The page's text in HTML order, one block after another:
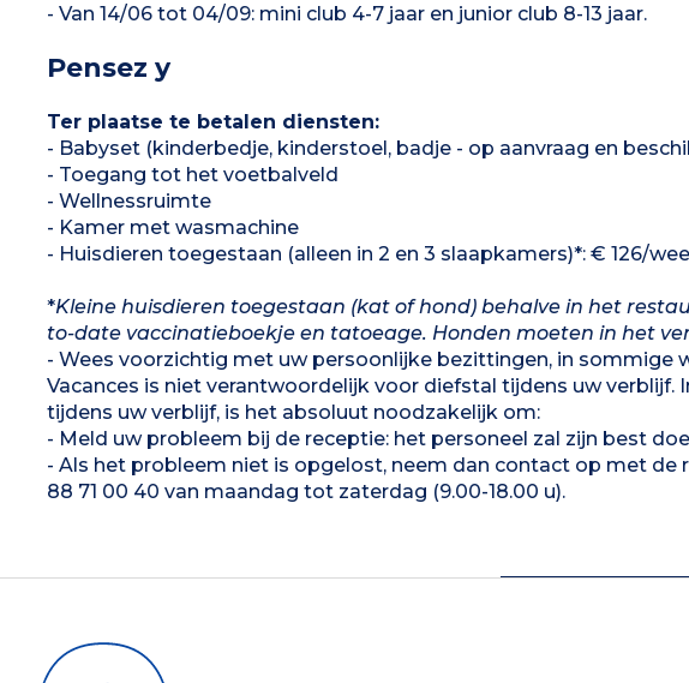
- Van 14/06 tot 04/09: mini club 4-7 jaar en junior club 8-13 jaar.
Pensez y
Ter plaatse te betalen diensten:
- Babyset (kinderbedje, kinderstoel, badje - op aanvraag en
- Toegang tot het voetbalveld
- Wellnessruimte
- Kamer met wasmachine
- Huisdieren toegestaan (alleen in 2 en 3 slaapkamers)*: € 126/
*Kleine huisdieren toegestaan (kat of hond) behalve in het
to-date vaccinatieboekje en tatoeage. Honden moeten in het
- Wees voorzichtig met uw persoonlijke bezittingen, in sommige
Vacances is niet verantwoordelijk voor diefstal tijdens uw
tijdens uw verblijf, is het absoluut noodzakelijk om:
- Meld uw probleem bij de receptie: het personeel zal zijn best
- Als het probleem niet is opgelost, neem dan contact op met de
88 71 00 40 van maandag tot zaterdag (9.00-18.00 u).